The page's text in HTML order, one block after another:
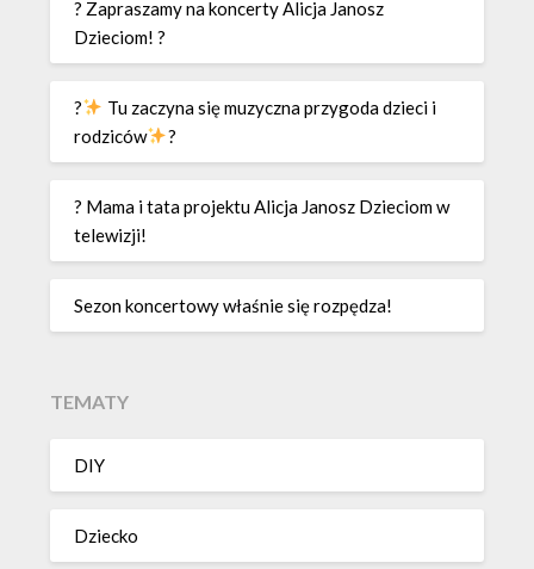
? Zapraszamy na koncerty Alicja Janosz
Dzieciom! ?
?
Tu zaczyna się muzyczna przygoda dzieci i
rodziców
?
? Mama i tata projektu Alicja Janosz Dzieciom w
telewizji!
Sezon koncertowy właśnie się rozpędza!
TEMATY
DIY
Dziecko